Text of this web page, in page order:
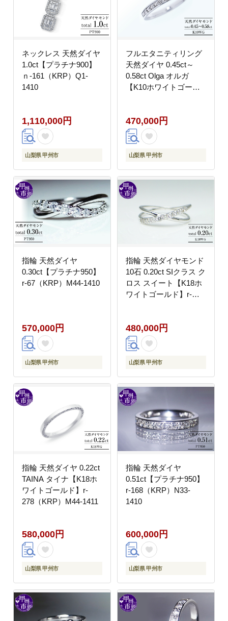
ネックレス 天然ダイヤ
1.0ct【プラチナ900】
ｎ-161（KRP）Q1-
1410
1,110,000円
山梨県 甲州市
フルエタニティリング
天然ダイヤ 0.45ct～
0.58ct Olga オルガ
【K10ホワイトゴール
470,000円
山梨県 甲州市
指輪 天然ダイヤ
0.30ct【プラチナ950】
r-67（KRP）M44-1410
570,000円
山梨県 甲州市
指輪 天然ダイヤモンド
10石 0.20ct SIクラス ク
ロス スイート【K18ホ
ワイトゴールド】r-
480,000円
山梨県 甲州市
指輪 天然ダイヤ 0.22ct
TAINA タイナ【K18ホ
ワイトゴールド】r-
278（KRP）M44-1411
580,000円
山梨県 甲州市
指輪 天然ダイヤ
0.51ct【プラチナ950】
r-168（KRP）N33-
1410
600,000円
山梨県 甲州市